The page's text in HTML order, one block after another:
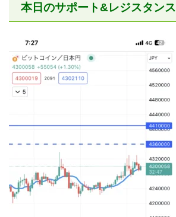
本日のサポート&レジスタンス